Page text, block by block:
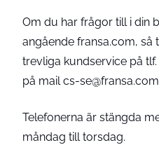
Om du har frågor till i din
angående fransa.com, så
trevliga kundservice på tlf.
på mail cs-
Telefonerna är stängda
måndag till torsdag.